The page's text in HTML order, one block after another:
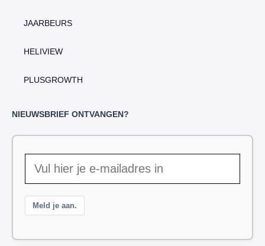
JAARBEURS
HELIVIEW
PLUSGROWTH
NIEUWSBRIEF ONTVANGEN?
Meld je aan.